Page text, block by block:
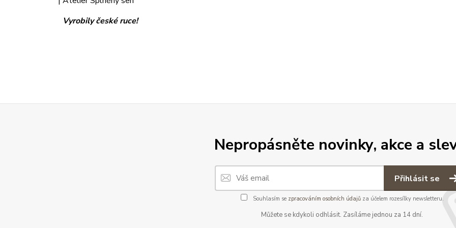
Vyrobily české ruce!
Nepropásněte novinky, akce a
Přihlásit se
Souhlasím se zpracováním osobních údajůza účelem rozesílky newsletteru.
Můžete se kdykoli odhlásit. Zasíláme jednou za 14 dní.